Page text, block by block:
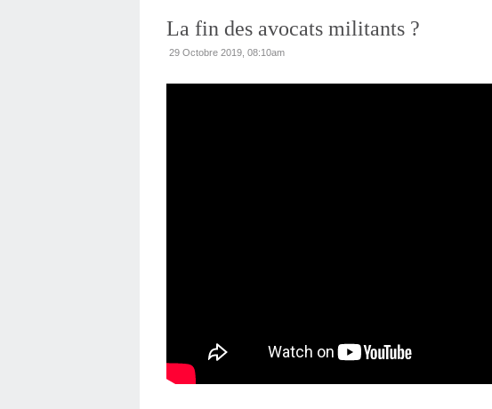
La fin des avocats militants ?
29 Octobre 2019, 08:10am